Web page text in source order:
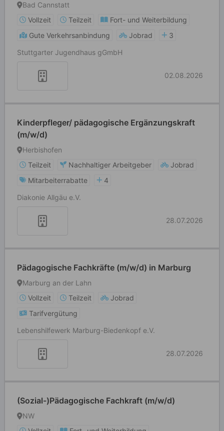
Bad Cannstatt
Vollzeit
Teilzeit
Fort- und Weiterbildung
Gute Verkehrsanbindung
Jobrad
3
Stuttgarter Jugendhaus gGmbH
02.08.2026
Kinderpfleger/ pädagogische Ergänzungskraft
(m/w/d)
Herbishofen
Teilzeit
Nachhaltiger Arbeitgeber
Jobrad
Mitarbeiterrabatte
4
Diakonie Allgäu e.V.
28.07.2026
Pädagogische Fachkräfte (m/w/d) in Marburg
Marburg an der Lahn
Vollzeit
Teilzeit
Jobrad
Tarifvergütung
Lebenshilfewerk Marburg-Biedenkopf e.V.
28.07.2026
(Sozial-)Pädagogische Fachkraft (m/w/d)
NW